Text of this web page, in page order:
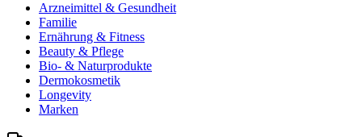
Arzneimittel & Gesundheit
Familie
Ernährung & Fitness
Beauty & Pflege
Bio- & Naturprodukte
Dermokosmetik
Longevity
Marken